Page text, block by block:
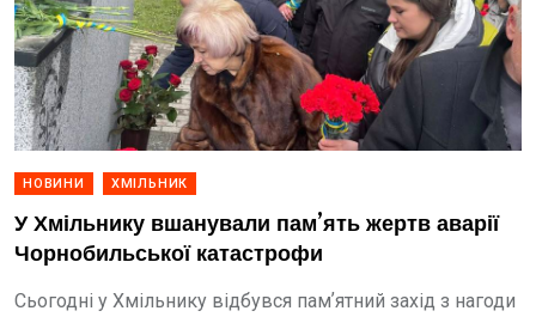
НОВИНИ ХМІЛЬНИК
У Хмільнику вшанували пам’ять жертв аварії
Чорнобильської катастрофи
Сьогодні у Хмільнику відбувся памʼятний захід з нагоди